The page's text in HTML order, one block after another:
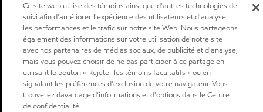
Ce site web utilise des témoins ainsi que d'autres technologies de
suivi afin d'améliorer l'expérience des utilisateurs et d'analyser
les performances et le trafic sur notre site Web. Nous partageons
également des informations sur votre utilisation de notre site
avec nos partenaires de médias sociaux, de publicité et d'analyse,
mais vous pouvez choisir de ne pas participer à ce partage en
utilisant le bouton « Rejeter les témoins facultatifs » ou en
signalant les préférences d'exclusion de votre navigateur. Vous
trouverez davantage d'informations et d'options dans le Centre
de confidentialité.